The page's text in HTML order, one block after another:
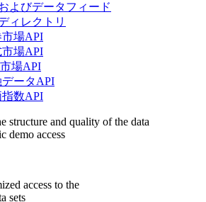
よびデータフィード
ィレクトリ
場API
場API
場API
ータAPI
数API
structure and quality of the data
demo access
access to the
sets